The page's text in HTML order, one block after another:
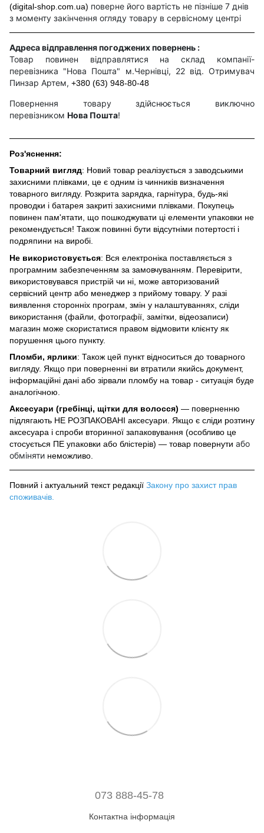
(digital-shop.com.ua) поверне його вартість не пізніше 7 днів
з моменту закінчення огляду товару в сервісному центрі
Адреса відправлення погоджених повернень :
Товар повинен відправлятися на склад компанії-
перевізника "Нова Пошта" м.Чернівці, 22 від. Отримувач
Пинзар Артем, +380 (63) 948-80-48
Повернення товару здійснюється виключно
перевізником Нова Пошта!
Роз'яснення:
Товарний вигляд: Новий товар реалізується з заводськими
захисними плівками, це є одним із чинників визначення
товарного вигляду. Розкрита зарядка, гарнітура, будь-які
проводки і батарея закриті захисними плівками. Покупець
повинен пам'ятати, що пошкоджувати ці елементи упаковки не
рекомендується! Також повинні бути відсутніми потертості і
подряпини на виробі.
Не використовується: Вся електроніка поставляється з
програмним забезпеченням за замовчуванням. Перевірити,
використовувався пристрій чи ні, може авторизований
сервісний центр або менеджер з прийому товару. У разі
виявлення сторонніх програм, змін у налаштуваннях, сліди
використання (файли, фотографії, замітки, відеозаписи)
магазин може скористатися правом відмовити клієнту як
порушення цього пункту.
Пломби, ярлики: Також цей пункт відноситься до товарного
вигляду. Якщо при поверненні ви втратили якийсь документ,
інформаційні дані або зірвали пломбу на товар - ситуація буде
аналогічною.
Аксесуари (гребінці, щітки для волосся) — поверненню
підлягають НЕ РОЗПАКОВАНІ аксесуари. Якщо є сліди розтину
аксесуара і спроби вторинної запаковування (особливо це
стосується ПЕ упаковки або блістерів) — товар повернути або
обміняти неможливо.
Повний і актуальний текст редакції Закону про захист прав
споживачів.
073 888-45-78
Контактна інформація